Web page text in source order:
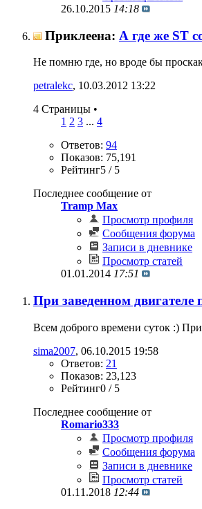
26.10.2015 14:18
Приклеена: А где же ST
Не помню где, но вроде бы
petralekc‎, 10.03.2012 13:22
4 Страницы •
1 2 3 ... 4
Ответов: 94
Показов: 75,191
Рейтинг5 / 5
Последнее сообщение от
Tramp Max
Просмотр профиля
Сообщения форума
Записи в дневнике
Просмотр статей
01.01.2014 17:51
При заведенном двигателе
Всем доброго времени суток :)
sima2007‎, 06.10.2015 19:58
Ответов: 21
Показов: 23,123
Рейтинг0 / 5
Последнее сообщение от
Romario333
Просмотр профиля
Сообщения форума
Записи в дневнике
Просмотр статей
01.11.2018 12:44